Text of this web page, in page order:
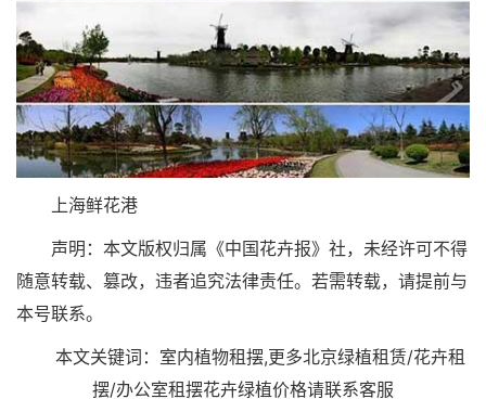
上海鲜花港
声明：本文版权归属《中国花卉报》社，未经许可不得
随意转载、篡改，违者追究法律责任。若需转载，请提前与
本号联系。
本文关键词：室内植物租摆,更多北京绿植租赁/花卉租
摆/办公室租摆花卉绿植价格请联系客服